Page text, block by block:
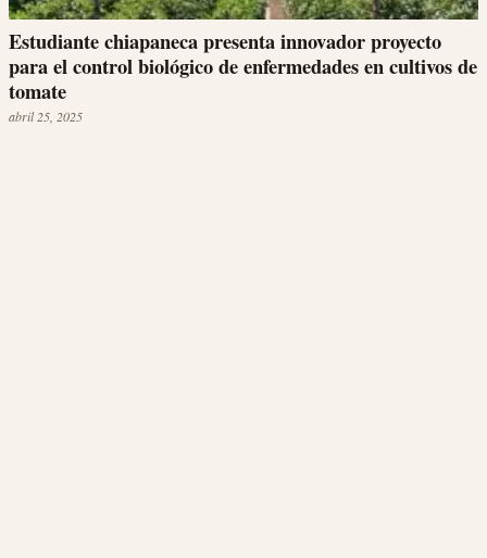
Estudiante chiapaneca presenta innovador proyecto
para el control biológico de enfermedades en cultivos de
tomate
abril 25, 2025